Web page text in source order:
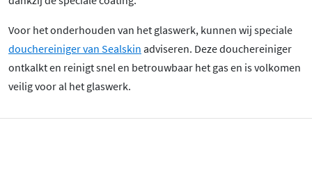
Voor het onderhouden van het glaswerk, kunnen wij speciale
douchereiniger van Sealskin adviseren. Deze douchereiniger
ontkalkt en reinigt snel en betrouwbaar het gas en is volkomen
veilig voor al het glaswerk.